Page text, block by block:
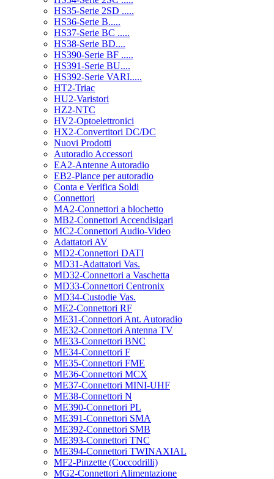
HS35-Serie 2SD .....
HS36-Serie B.....
HS37-Serie BC .....
HS38-Serie BD....
HS390-Serie BF .....
HS391-Serie BU....
HS392-Serie VARI.....
HT2-Triac
HU2-Varistori
HZ2-NTC
HV2-Optoelettronici
HX2-Convertitori DC/DC
Nuovi Prodotti
Autoradio Accessori
EA2-Antenne Autoradio
EB2-Plance per autoradio
Conta e Verifica Soldi
Connettori
MA2-Connettori a blochetto
MB2-Connettori Accendisigari
MC2-Connettori Audio-Video
Adattatori AV
MD2-Connettori DATI
MD31-Adattatori Vas.
MD32-Connettori a Vaschetta
MD33-Connettori Centronix
MD34-Custodie Vas.
ME2-Connettori RF
ME31-Connettori Ant. Autoradio
ME32-Connettori Antenna TV
ME33-Connettori BNC
ME34-Connettori F
ME35-Connettori FME
ME36-Connettori MCX
ME37-Connettori MINI-UHF
ME38-Connettori N
ME390-Connettori PL
ME391-Connettori SMA
ME392-Connettori SMB
ME393-Connettori TNC
ME394-Connettori TWINAXIAL
MF2-Pinzette (Coccodrilli)
MG2-Connettori Alimentazione